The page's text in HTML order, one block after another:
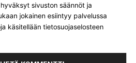
sivuston säännöt ja
jokainen esiintyy palvelussa
käsitellään tietosuojaselosteen